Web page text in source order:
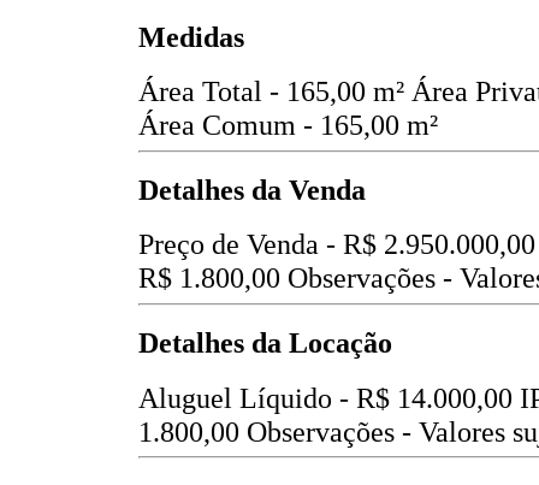
Medidas
Área Total - 165,00 m² Área
Área Comum - 165,00 m²
Detalhes da Venda
Preço de Venda - R$ 2.950.000,00
R$ 1.800,00 Observações -
Detalhes da Locação
Aluguel Líquido - R$ 14.000,00
1.800,00 Observações - Valores